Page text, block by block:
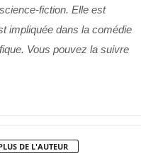
fiction. Elle est
impliquée dans la comédie
Vous pouvez la suivre
DE L'AUTEUR